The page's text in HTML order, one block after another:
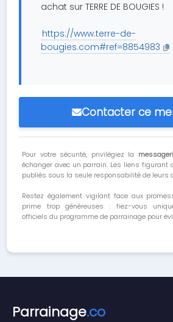
achat sur TERRE DE BOUGIES !
https://www.terre-de-
bougies.com#ref=8854983
Contacter ce
Pour votre sécurité, privilégiez la
échanger avec un parrain. Les liens figurant
publiés sous la seule responsabilité de leurs
Restez également vigilant face aux
prime trop généreuses : fiez-vous
officiels du programme de parrainage pour
Parrainage.co